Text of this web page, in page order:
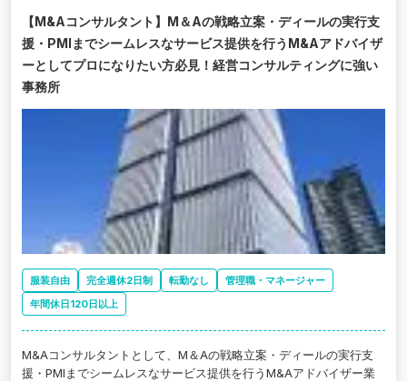
【M&Aコンサルタント】M＆Aの戦略立案・ディールの実行支
援・PMIまでシームレスなサービス提供を行うM&Aアドバイザ
ーとしてプロになりたい方必見！経営コンサルティングに強い
事務所
服装自由 完全週休2日制 転勤なし
管理職・マネージャー
年間休日120日以上
M&Aコンサルタントとして、M＆Aの戦略立案・ディールの実行支
援・PMIまでシームレスなサービス提供を行うM&Aアドバイザー業